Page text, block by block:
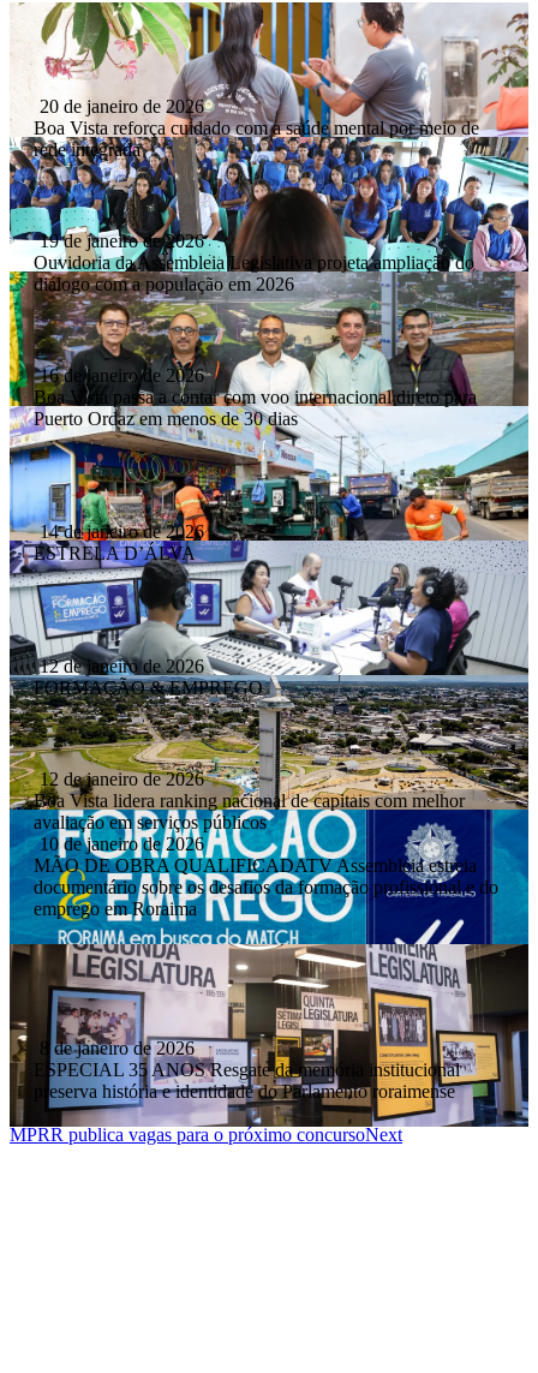
20 de janeiro de 2026
Boa Vista reforça cuidado com a saúde mental por meio de
rede integrada
19 de janeiro de 2026
Ouvidoria da Assembleia Legislativa projeta ampliação do
diálogo com a população em 2026
16 de janeiro de 2026
Boa Vista passa a contar com voo internacional direto para
Puerto Ordaz em menos de 30 dias
14 de janeiro de 2026
ESTRELA D’ÁLVA
12 de janeiro de 2026
FORMAÇÃO & EMPREGO
12 de janeiro de 2026
Boa Vista lidera ranking nacional de capitais com melhor
avaliação em serviços públicos
10 de janeiro de 2026
MÃO DE OBRA QUALIFICADATV Assembleia estreia
documentário sobre os desafios da formação profissional e do
emprego em Roraima
8 de janeiro de 2026
ESPECIAL 35 ANOS Resgate da memória institucional
preserva história e identidade do Parlamento roraimense
Prev
Moradores do caranã recebem serviços sociaise de saúde
MPRR publica vagas para o próximo concursoNext